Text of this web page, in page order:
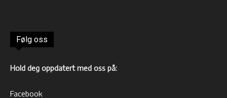
Følg oss
Hold deg oppdatert med oss på:
Facebook